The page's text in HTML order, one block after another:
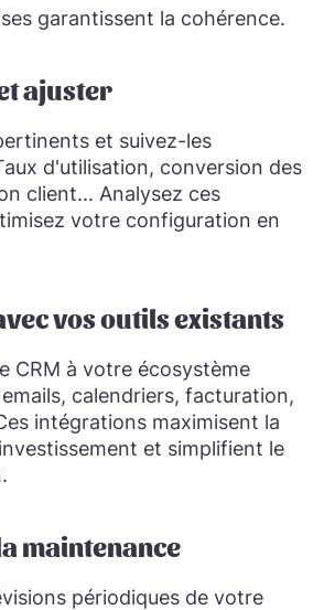
garantissent la cohérence.
ajuster
et suivez-les
d'utilisation, conversion des
client... Analysez ces
votre configuration en
vos outils existants
CRM à votre écosystème
calendriers, facturation,
intégrations maximisent la
et simplifient le
maintenance
périodiques de votre